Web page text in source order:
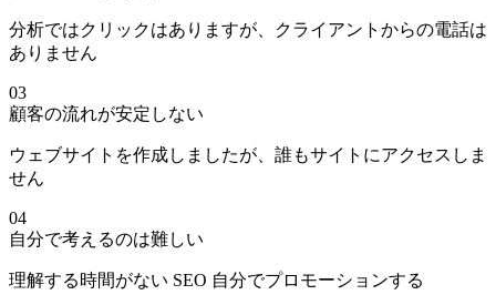
分析ではクリックはありますが、クライアントからの電話は
ありません
03
顧客の流れが安定しない
ウェブサイトを作成しましたが、誰もサイトにアクセスしま
せん
04
自分で考えるのは難しい
理解する時間がない SEO 自分でプロモーションする